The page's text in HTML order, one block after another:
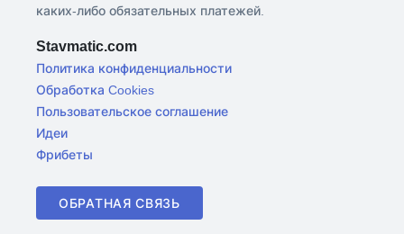
каких-либо обязательных платежей.
Stavmatic.com
Политика конфиденциальности
Обработка Cookies
Пользовательское соглашение
Идеи
Фрибеты
ОБРАТНАЯ СВЯЗЬ